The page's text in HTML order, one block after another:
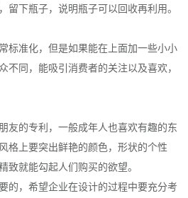
留下瓶子，说明瓶子可以回收再利用。
标准化，但是如果能在上面加一些小小
不同，能吸引消费者的关注以及喜欢，
友的专利，一般成年人也喜欢有趣的东
格上要突出鲜艳的颜色，形状的个性
致就能勾起人们购买的欲望。
的，希望企业在设计的过程中要充分考